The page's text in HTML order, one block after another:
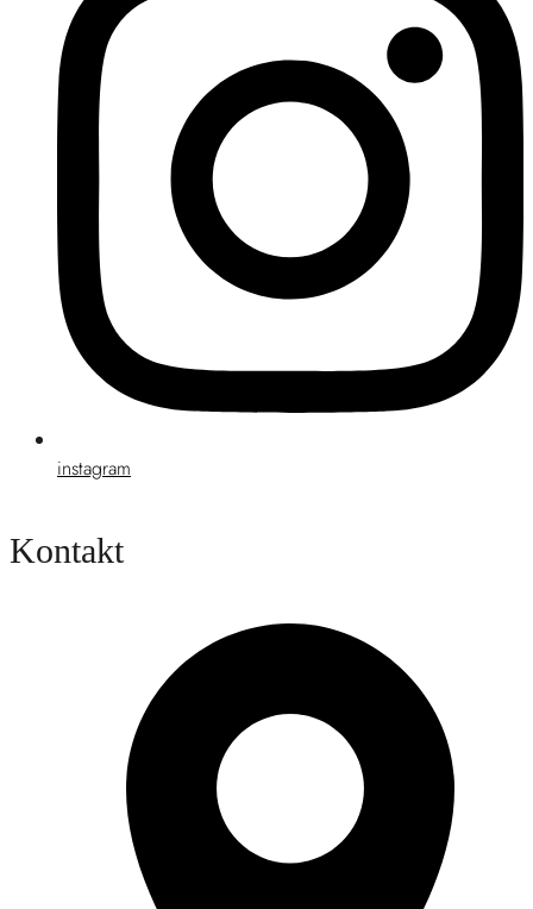
instagram
Kontakt